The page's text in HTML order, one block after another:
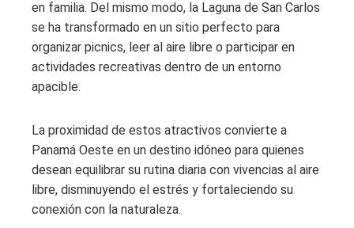
en familia. Del mismo modo, la Laguna de San Carlos
se ha transformado en un sitio perfecto para
organizar picnics, leer al aire libre o participar en
actividades recreativas dentro de un entorno
apacible.
La proximidad de estos atractivos convierte a
Panamá Oeste en un destino idóneo para quienes
desean equilibrar su rutina diaria con vivencias al aire
libre, disminuyendo el estrés y fortaleciendo su
conexión con la naturaleza.